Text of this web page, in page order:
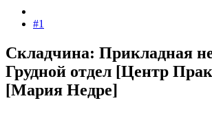
#1
Складчина: Прикладная
Грудной отдел [Центр
[Мария Недре]​